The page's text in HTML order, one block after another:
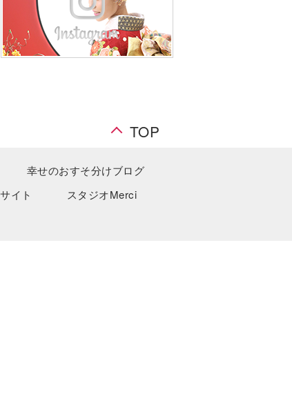
TOP
幸せのおすそ分けブログ
イト
スタジオMerci